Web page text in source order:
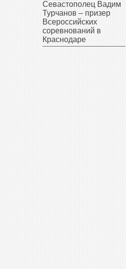
Севастополец Вадим
Турчанов – призер
Всероссийских
соревнований в
Краснодаре